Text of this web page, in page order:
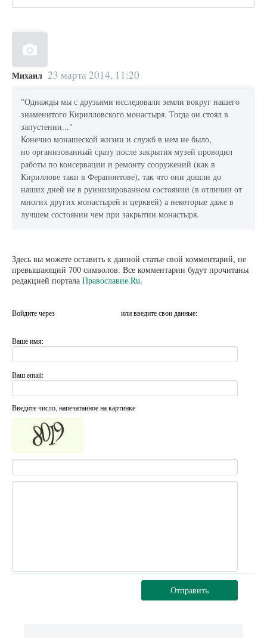
Михаил 23 марта 2014, 11:20
"Однажды мы с друзьями исследовали земли вокруг нашего
знаменитого Кирилловского монастыря. Тогда он стоял в
запустении..."
Конечно монашеской жизни и служб в нем не было,
но организованный сразу после закрытия музей проводил
работы по консервации и ремонту сооружений (как в
Кириллове таки в Ферапонтове), так что они дошли до
наших дней не в руинизированном состоянии (в отличии от
многих других монастырей и церквей) а некоторые даже в
лучшем состоянии чем при закрытии монастыря.
Здесь вы можете оставить к данной статье свой комментарий, не
превышающий 700 символов. Все комментарии будут прочитаны
редакцией портала Православие.Ru.
Войдите через или введите свои данные:
Ваше имя:
Ваш email:
Введите число, напечатанное на картинке
Отправить